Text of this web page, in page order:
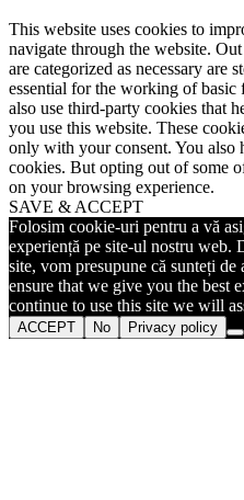
This website uses cookies to
navigate through the website.
are categorized as necessary are
essential for the working of
also use third-party cookies that
you use this website. These
only with your consent. You also
cookies. But opting out of some
on your browsing experience.
SAVE & ACCEPT
Folosim cookie-uri pentru a vă
experiență pe site-ul nostru web.
site, vom presupune că sunteți de
ensure that we give you the best
continue to use this site we will
ACCEPT No Privacy policy